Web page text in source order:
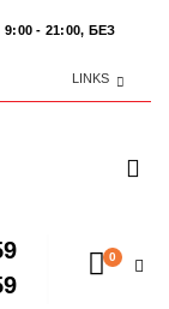
- 21:00, БЕЗ
LINKS
0